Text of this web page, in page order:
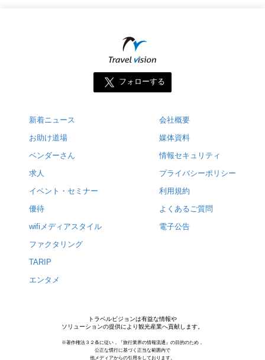
フォローする
新着ニュース
お助け道場
ベンダーさん
求人
イベント・セミナー
優待
wifiメディアスタイル
ファクタリング
TARIP
エンタメ
会社概要
媒体資料
情報セキュリティ
プライバシーポリシー
利用規約
よくあるご質問
電子公告
トラベルビジョンは有益な情報や
ソリューションの提供により観光産業へ貢献します。
※著作権法３２条に従い，『旅行業界の情報流通』の目的のため，
公正な慣行に基づく正当な範囲内で
他メディアからの引用をしております。